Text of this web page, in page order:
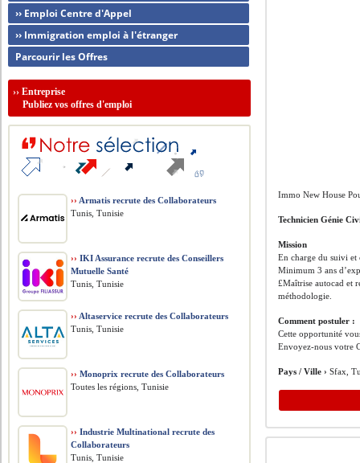
Immo New House
Technicien Génie
Mission
En charge du suivi et
Minimum 3 ans
£Maîtrise autocad et
méthodologie.
Comment postuler :
Cette opportunité
Envoyez-nous votre
Pays / Ville › Sfax,
›› Emploi Centre d'Appel
›› Immigration emploi à l'étranger
Parcourir les Offres
››Entreprise
Publiez vos offres d'emploi
›› Armatis recrute des Collaborateurs
Tunis, Tunisie
›› IKI Assurance recrute des Conseillers
Mutuelle Santé
Tunis, Tunisie
›› Altaservice recrute des Collaborateurs
Tunis, Tunisie
›› Monoprix recrute des Collaborateurs
Toutes les régions, Tunisie
›› Industrie Multinational recrute des
Collaborateurs
Tunis, Tunisie